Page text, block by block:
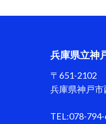
ー
ン
兵庫県立神
〒651-2102
兵庫県神戸市
TEL:078-